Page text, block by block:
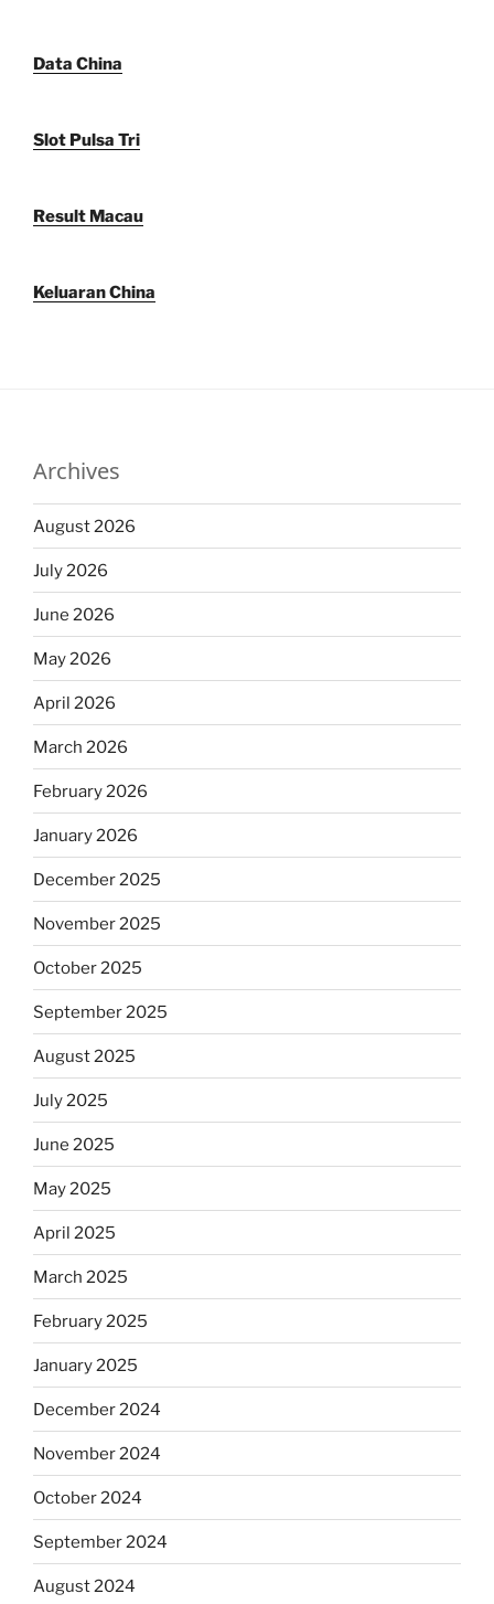
Data China
Slot Pulsa Tri
Result Macau
Keluaran China
Archives
August 2026
July 2026
June 2026
May 2026
April 2026
March 2026
February 2026
January 2026
December 2025
November 2025
October 2025
September 2025
August 2025
July 2025
June 2025
May 2025
April 2025
March 2025
February 2025
January 2025
December 2024
November 2024
October 2024
September 2024
August 2024